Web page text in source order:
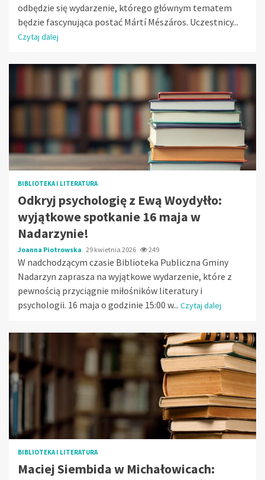
odbędzie się wydarzenie, którego głównym tematem
będzie fascynująca postać Mártí Mészáros. Uczestnicy...
Czytaj dalej
BIBLIOTEKA I LITERATURA
Odkryj psychologię z Ewą Woydyłło:
wyjątkowe spotkanie 16 maja w
Nadarzynie!
Joanna Piotrowska 29 kwietnia 2026 249
W nadchodzącym czasie Biblioteka Publiczna Gminy
Nadarzyn zaprasza na wyjątkowe wydarzenie, które z
pewnością przyciągnie miłośników literatury i
psychologii. 16 maja o godzinie 15:00 w... Czytaj dalej
BIBLIOTEKA I LITERATURA
Maciej Siembida w Michałowicach: